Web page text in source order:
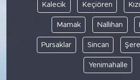
Kalecik Keçiören
Mamak Nallıhan
Pursaklar Sincan
Yenimahalle
TARİHTEN GÜNÜMÜZE
TARİH